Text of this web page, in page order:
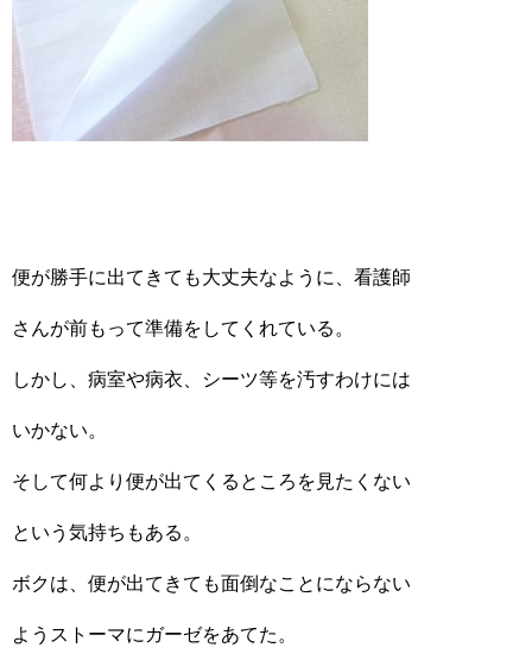
便が勝手に出てきても大丈夫なように、看護師
さんが前もって準備をしてくれている。
しかし、病室や病衣、シーツ等を汚すわけには
いかない。
そして何より便が出てくるところを見たくない
という気持ちもある。
ボクは、便が出てきても面倒なことにならない
ようストーマにガーゼをあてた。